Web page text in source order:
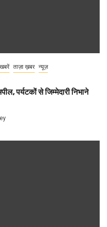
ताज़ा ख़बर न्यूज़
पर्यटकों से जिम्मेदारी निभाने